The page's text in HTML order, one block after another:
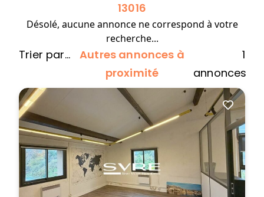
13016
Désolé, aucune annonce ne correspond à votre
recherche...
Autres annonces à
proximité
1
annonces